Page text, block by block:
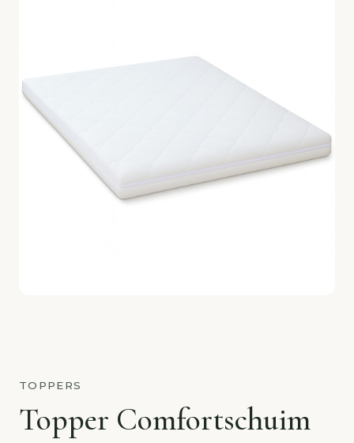
TOPPERS
Topper Comfortschuim